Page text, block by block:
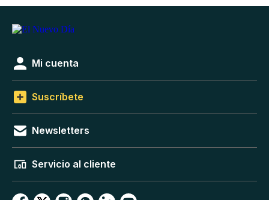
Mi cuenta
Suscríbete
Newsletters
Servicio al cliente